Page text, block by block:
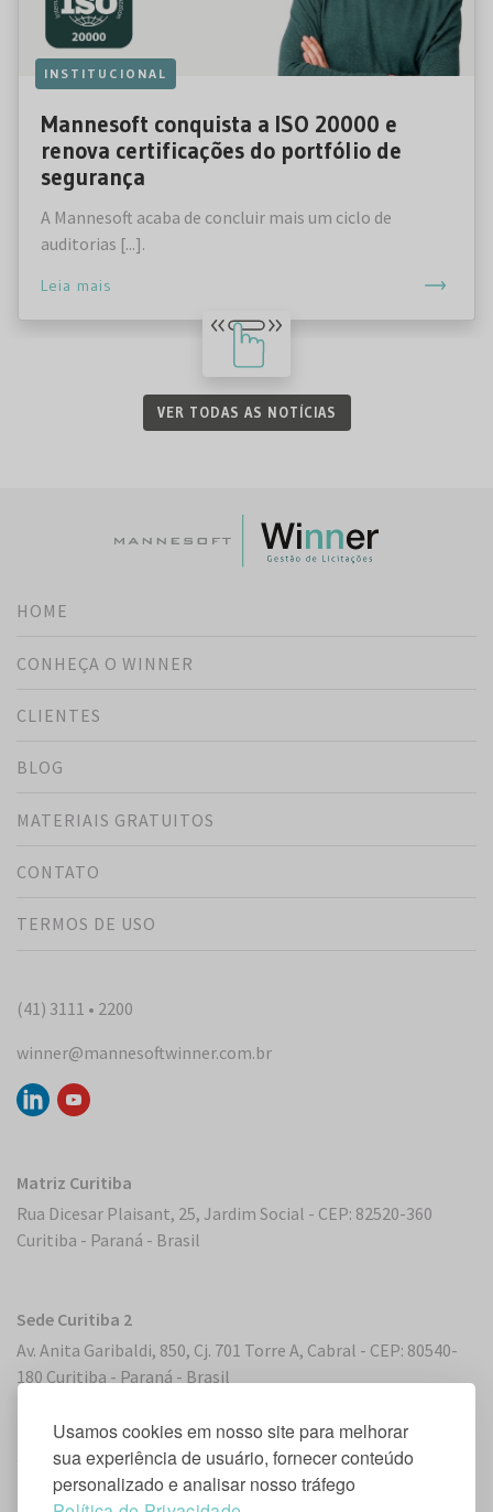
Usamos cookies em nosso site para melhorar
sua experiência de usuário, fornecer conteúdo
personalizado e analisar nosso tráfego
INSTITUCIONAL
Mannesoft conquista a ISO 20000 e
renova certificações do portfólio de
segurança
A Mannesoft acaba de concluir mais um ciclo de
auditorias [...].
Leia mais
VER TODAS AS NOTÍCIAS
HOME
CONHEÇA O WINNER
CLIENTES
BLOG
MATERIAIS GRATUITOS
CONTATO
TERMOS DE USO
(41) 3111 • 2200
winner@mannesoftwinner.com.br
Matriz Curitiba
Rua Dicesar Plaisant, 25, Jardim Social - CEP: 82520-360
Curitiba - Paraná - Brasil
Sede Curitiba 2
Av. Anita Garibaldi, 850, Cj. 701 Torre A, Cabral - CEP: 80540-
180 Curitiba - Paraná - Brasil
Sede Miami, Flórida
2 S. Biscayne Boulevard, Suite 2450 - Miami, FL 33131, EUA